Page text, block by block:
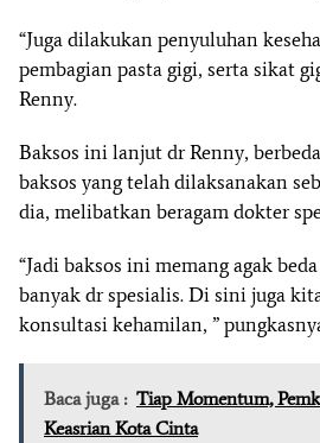
“Juga dilakukan penyuluhan
pembagian pasta gigi, serta sikat
Renny.
Baksos ini lanjut dr Renny,
baksos yang telah dilaksanakan
dia, melibatkan beragam dokter
“Jadi baksos ini memang agak
banyak dr spesialis. Di sini juga
konsultasi kehamilan, ”
Baca juga : Tiap Momentum,
Keasrian Kota Cinta